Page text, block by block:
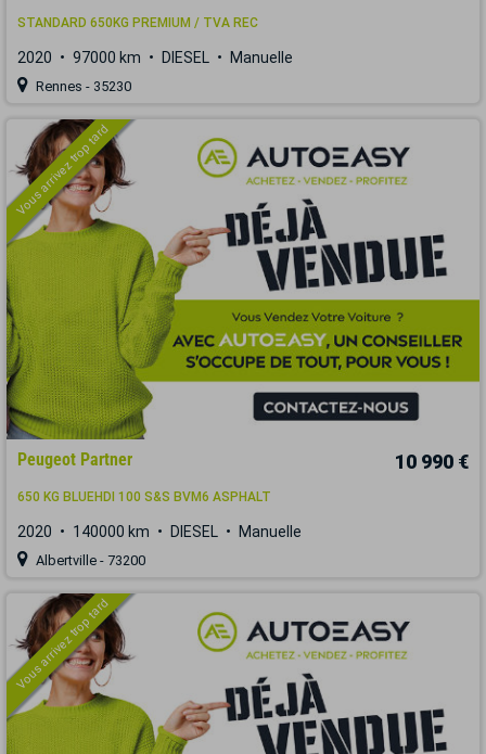
STANDARD 650KG PREMIUM / TVA REC
2020 97000 km DIESEL Manuelle
Rennes - 35230
Vous arrivez trop tard
Peugeot Partner 10 990 €
650 KG BLUEHDI 100 S&S BVM6 ASPHALT
2020 140000 km DIESEL Manuelle
Albertville - 73200
Vous arrivez trop tard